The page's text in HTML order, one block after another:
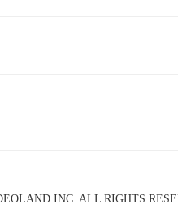
INC. ALL RIGHTS